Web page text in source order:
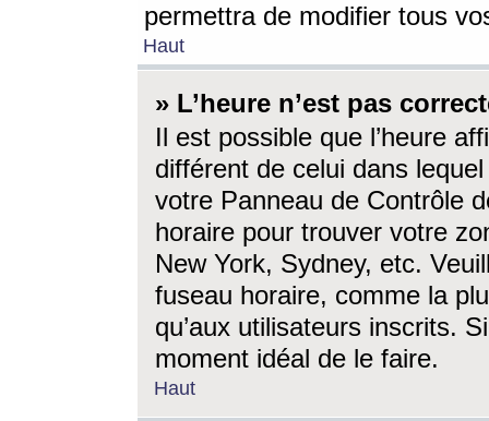
permettra de modifier tous
Haut
» L’heure n’est pas
Il est possible que l’heure
différent de celui dans
votre Panneau de Contrôle
horaire pour trouver votre
New York, Sydney, etc.
fuseau horaire, comme la
qu’aux utilisateurs inscrits.
moment idéal de le faire.
Haut